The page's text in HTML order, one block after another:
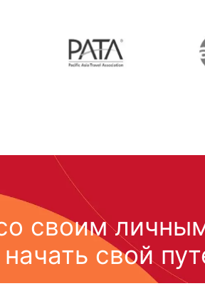
своим
свой